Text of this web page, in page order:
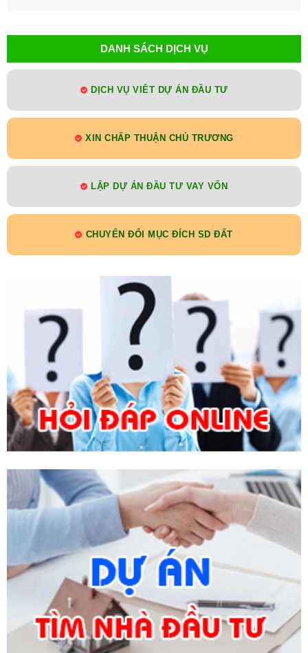
DANH SÁCH DỊCH VỤ
DỊCH VỤ VIÊT DỰ ÁN ĐẦU TƯ
XIN CHẤP THUẬN CHỦ TRƯƠNG
LẬP DỰ ÁN ĐẦU TƯ VAY VỐN
CHUYỂN ĐỔI MỤC ĐÍCH SD ĐẤT